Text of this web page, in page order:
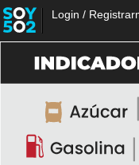
Login /